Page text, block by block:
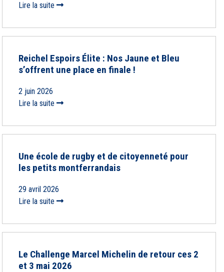
Lire la suite
Reichel Espoirs Élite : Nos Jaune et Bleu
s’offrent une place en finale !
2 juin 2026
Lire la suite
Une école de rugby et de citoyenneté pour
les petits montferrandais
29 avril 2026
Lire la suite
Le Challenge Marcel Michelin de retour ces 2
et 3 mai 2026